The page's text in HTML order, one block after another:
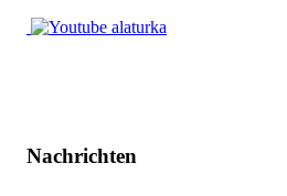
Nachrichten